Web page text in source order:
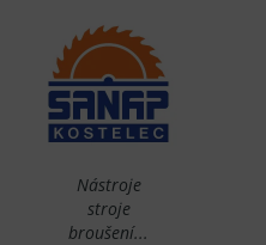
Nástroje
stroje
broušení...